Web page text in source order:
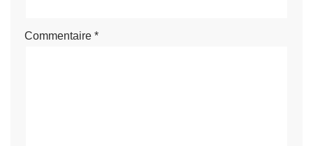
Commentaire *